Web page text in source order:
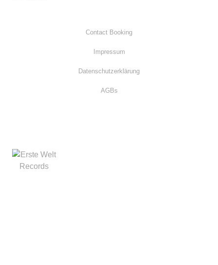
Contact Booking
Impressum
Datenschutzerklärung
AGBs